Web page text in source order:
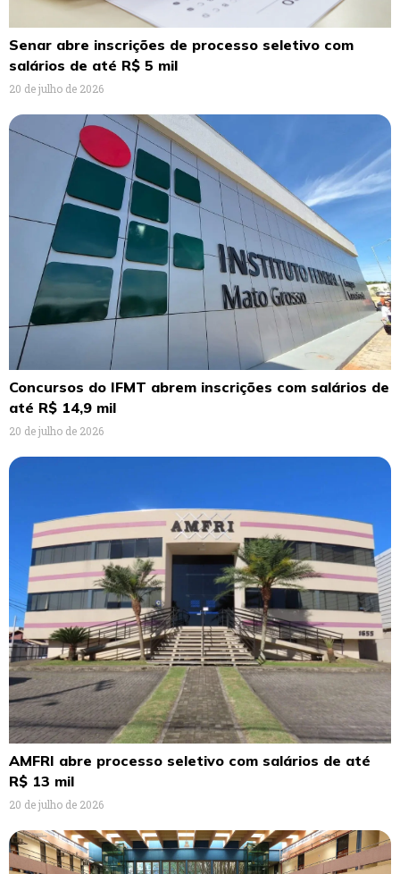
Senar abre inscrições de processo seletivo com
salários de até R$ 5 mil
20 de julho de 2026
Concursos do IFMT abrem inscrições com salários de
até R$ 14,9 mil
20 de julho de 2026
AMFRI abre processo seletivo com salários de até
R$ 13 mil
20 de julho de 2026